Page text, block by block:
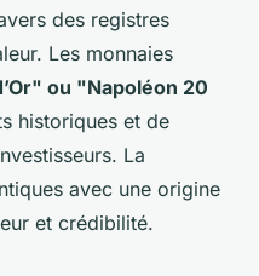
des registres
Les monnaies
ou "Napoléon 20
historiques et de
La
avec une origine
et crédibilité.